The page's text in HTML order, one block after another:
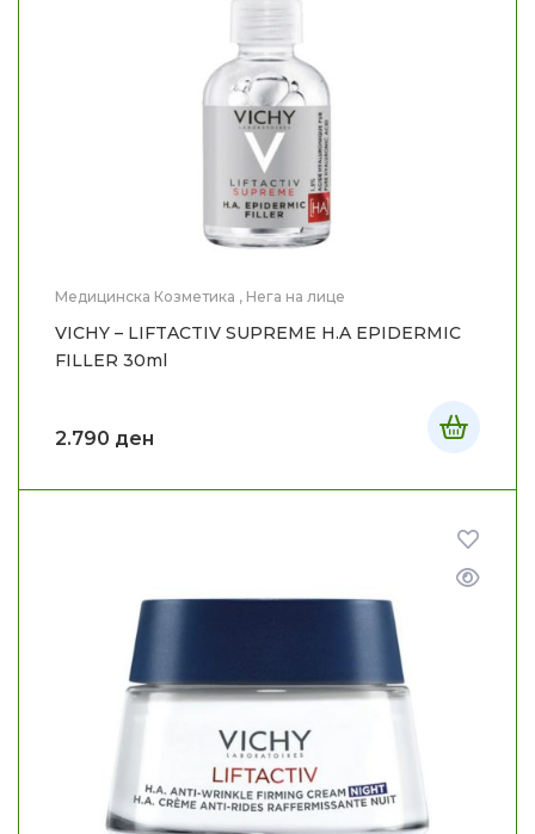
Медицинска Козметика , Нега на лице
VICHY – LIFTACTIV SUPREME H.A EPIDERMIC
FILLER 30ml
2.790 ден